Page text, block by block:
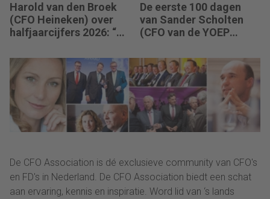
Harold van den Broek
(CFO Heineken) over
halfjaarcijfers 2026: “De
vooruitgang is
zichtbaar.”
De eerste 100 dagen
van Sander Scholten
(CFO van de YOEP
sturing werkt pas echt
als mensen begrijpen
waarom keuzes nodig
zijn.”
De CFO Association is dé exclusieve community van CFO's
en FD's in Nederland. De CFO Association biedt een schat
aan ervaring, kennis en inspiratie. Word lid van ‘s lands